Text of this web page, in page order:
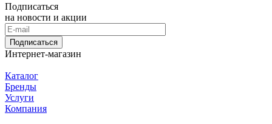
Подписаться
на новости и акции
Подписаться
Интернет-магазин
Каталог
Бренды
Услуги
Компания